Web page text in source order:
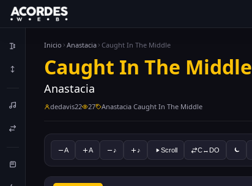
Inicio Anastacia Caught In The Middle
Caught In The Middle
Anastacia
dedavis22 27 Anastacia Caught In The Middle
A A ♪ ♪ Scroll C↔DO